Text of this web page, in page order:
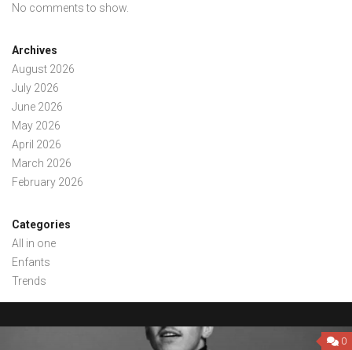
No comments to show.
Archives
August 2026
July 2026
June 2026
May 2026
April 2026
March 2026
February 2026
Categories
All in one
Enfants
Trends
0